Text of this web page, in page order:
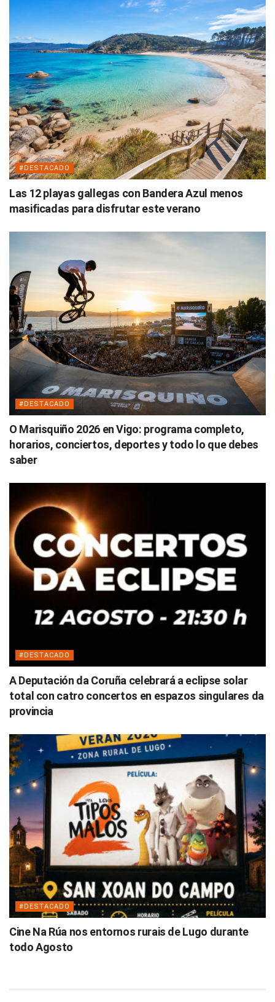
#DESTACADO
Las 12 playas gallegas con Bandera Azul menos
masificadas para disfrutar este verano
#DESTACADO
O Marisquiño 2026 en Vigo: programa completo,
horarios, conciertos, deportes y todo lo que debes
saber
#DESTACADO
A Deputación da Coruña celebrará a eclipse solar
total con catro concertos en espazos singulares da
provincia
#DESTACADO
Cine Na Rúa nos entornos rurais de Lugo durante
todo Agosto